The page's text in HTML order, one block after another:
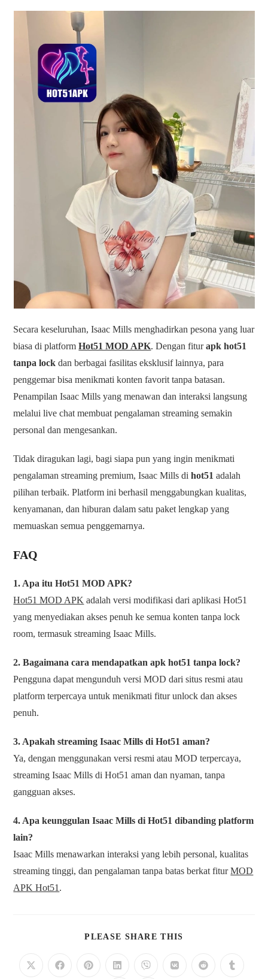
Secara keseluruhan, Isaac Mills menghadirkan pesona yang luar
biasa di platformHot51 MOD APK. Dengan fiturapk hot51
tanpa lock dan berbagai fasilitas eksklusif lainnya, para
penggemar bisa menikmati konten favorit tanpa batasan.
Penampilan Isaac Mills yang menawan dan interaksi langsung
melalui live chat membuat pengalaman streaming semakin
personal dan mengesankan.
Tidak diragukan lagi, bagi siapa pun yang ingin menikmati
pengalaman streaming premium, Isaac Mills dihot51 adalah
pilihan terbaik. Platform ini berhasil menggabungkan kualitas,
kenyamanan, dan hiburan dalam satu paket lengkap yang
memuaskan semua penggemarnya.
FAQ
1. Apa itu Hot51 MOD APK?
Hot51 MOD APK adalah versi modifikasi dari aplikasi Hot51
yang menyediakan akses penuh ke semua konten tanpa lock
room, termasuk streaming Isaac Mills.
2. Bagaimana cara mendapatkan apk hot51 tanpa lock?
Pengguna dapat mengunduh versi MOD dari situs resmi atau
platform terpercaya untuk menikmati fitur unlock dan akses
penuh.
3. Apakah streaming Isaac Mills di Hot51 aman?
Ya, dengan menggunakan versi resmi atau MOD terpercaya,
streaming Isaac Mills di Hot51 aman dan nyaman, tanpa
gangguan akses.
4. Apa keunggulan Isaac Mills di Hot51 dibanding platform
lain?
Isaac Mills menawarkan interaksi yang lebih personal, kualitas
streaming tinggi, dan pengalaman tanpa batas berkat fiturMOD
APK Hot51 .
PLEASE SHARE THIS